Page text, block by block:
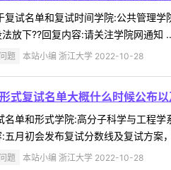
复试名单和复试时间学院:公共管理
放下??回复内容:请关注学院网通知
题 本站小编 浙江大学 2022-10-28
式复试名单大概什么时候公布
名单和形式学院:高分子科学与工程
五月初会发布复试分数线及复试方案
题 本站小编 浙江大学 2022-10-28